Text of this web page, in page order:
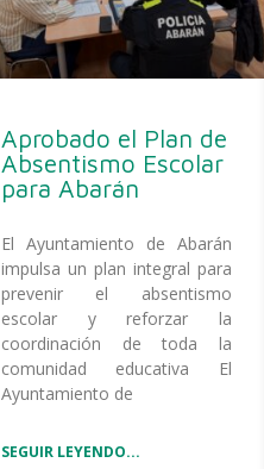
Aprobado el Plan de
Absentismo Escolar
para Abarán
El Ayuntamiento de Abarán
impulsa un plan integral para
prevenir el absentismo
escolar y reforzar la
coordinación de toda la
comunidad educativa El
Ayuntamiento de
SEGUIR LEYENDO...